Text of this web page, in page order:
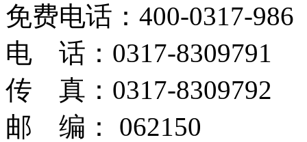
免费电话：400-0317-986
电 话：0317-8309791
传 真：0317-8309792
邮 编： 062150